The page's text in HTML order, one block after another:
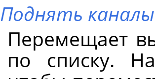
Поднять каналы
Перемещает
по списку.